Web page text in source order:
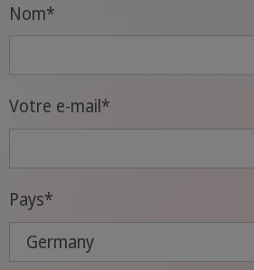
Nom*
Votre e-mail*
Pays*